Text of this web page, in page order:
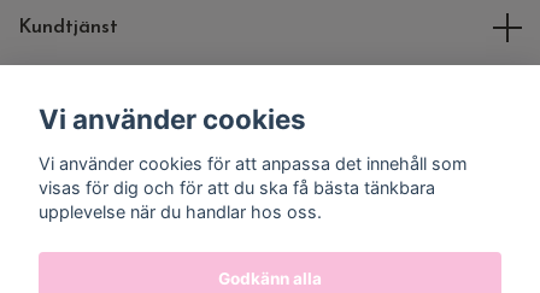
Kundtjänst
Sociala medier
Vi använder cookies
Vi använder cookies för att anpassa det innehåll som
visas för dig och för att du ska få bästa tänkbara
upplevelse när du handlar hos oss.
Godkänn alla